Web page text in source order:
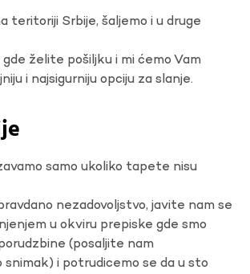
teritoriji Srbije, šaljemo i u druge
želite pošiljku i mi ćemo Vam
i najsigurniju opciju za slanje.
samo ukoliko tapete nisu
nezadovoljstvo, javite nam se
u okviru prepiske gde smo
(posaljite nam
i potrudicemo se da u sto